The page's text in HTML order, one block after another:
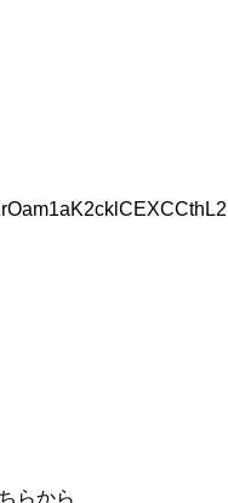
らから